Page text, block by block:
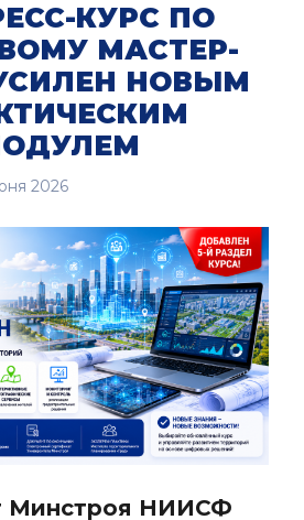
КУРС ПО
МАСТЕР-
НОВЫМ
2026
Минстроя НИИСФ